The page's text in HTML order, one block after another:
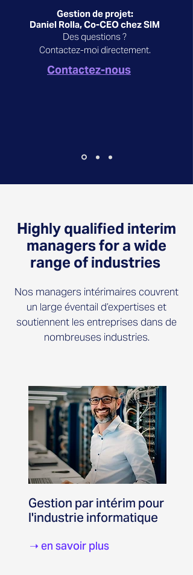
Gestion de projet:
Daniel Rolla, Co-CEO chez SIM
Des questions ?
Contactez-moi directement.
Contactez-nous
Highly qualified interim
managers for a wide
range of industries
Nos managers intérimaires couvrent
un large éventail d’expertises et
soutiennent les entreprises dans de
nombreuses industries.
Gestion par intérim pour
l'industrie informatique
➝ en savoir plus